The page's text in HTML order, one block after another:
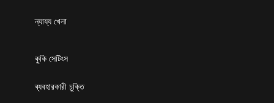
ন্যায্য খেলা
কুকি সেটিংস
ব্যবহারকারী চুক্তি